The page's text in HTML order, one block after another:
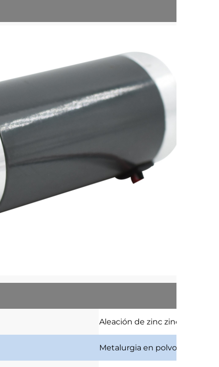
Aleación de zinc zinc Alloy
Metalurgia en polvo y acero